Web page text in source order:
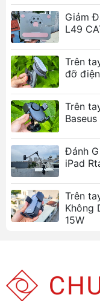
Giảm
L49
Trên
đỡ
Trên
Đánh
iPad
Trên
Không
15W